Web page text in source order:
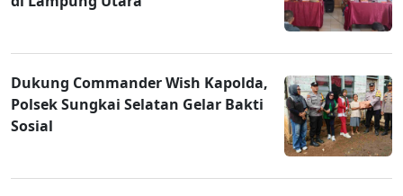
Dukung Commander Wish Kapolda,
Polsek Sungkai Selatan Gelar Bakti
Sosial